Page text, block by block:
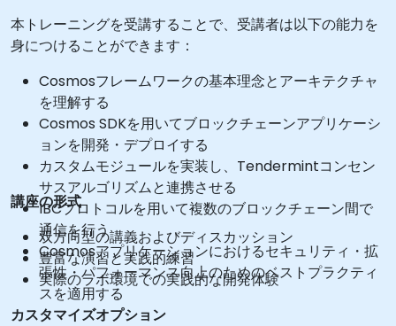
本トレーニングを受講することで、受講者は以下の能力を
身につけることができます：
Cosmosフレームワークの基本理念とアーキテクチャ
を理解する
Cosmos SDKを用いてブロックチェーンアプリケーシ
ョンを開発・デプロイする
カスタムモジュールを実装し、Tendermintコンセン
サスアルゴリズムと連携させる
IBCプロトコルを用いて複数のブロックチェーン間で
通信を行う
Cosmosアプリケーションにおけるセキュリティ・拡
張性・パフォーマンス向上のためのベストプラクティ
スを適用する
講座の形式
双方向型の講義およびディスカッション
豊富な演習と実践的練習
実際のラボ環境での実践的な開発体験
カスタマイズオプション